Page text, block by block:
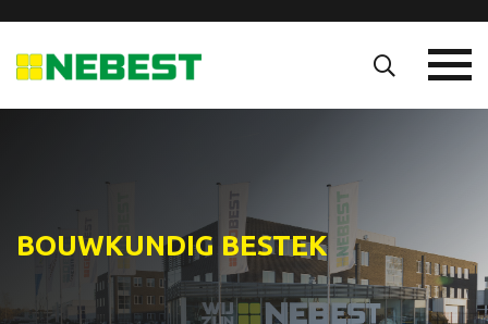
BOUWKUNDIG BESTEK